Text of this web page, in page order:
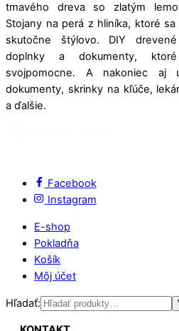
tmavého dreva so zlatým
Stojany na perá z hliníka, ktoré
skutočne štýlovo. DIY
doplnky a dokumenty,
svojpomocne. A nakoniec aj
dokumenty, skrinky na kľúče,
a ďalšie.
Facebook
Instagram
E-shop
Pokladňa
Košík
Môj účet
Hľadať: